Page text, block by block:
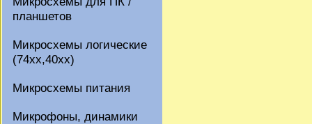
планшетов
Микросхемы логические
(74xx,40xx)
Микросхемы питания
Микрофоны, динамики